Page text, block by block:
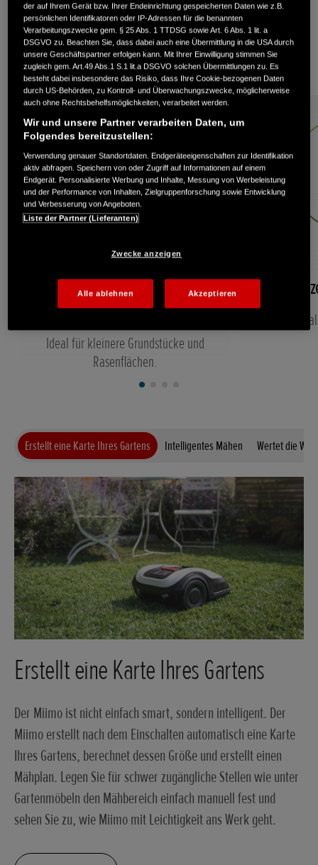
Hält kleinere Rasenflächen das
ganze Jahr über gepflegt
Für Flächen von bis zu 400–
700 m²
Ideal für kleinere Grundstücke und
Rasenflächen.
Mehr
Erstellt eine Karte Ihres Gartens Intelligentes Mähen Wertet die
Erstellt eine Karte Ihres Gartens
Der Miimo ist nicht einfach smart, sondern intelligent. Der
Miimo erstellt nach dem Einschalten automatisch eine Karte
Ihres Gartens, berechnet dessen Größe und erstellt einen
Mähplan. Legen Sie für schwer zugängliche Stellen wie unter
Gartenmöbeln den Mähbereich einfach manuell fest und
sehen Sie zu, wie Miimo mit Leichtigkeit ans Werk geht.
der auf Ihrem Gerät bzw. Ihrer Endeinrichtung gespeicherten Daten wie z.B.
persönlichen Identifikatoren oder IP-Adressen für die benannten
Verarbeitungszwecke gem. § 25 Abs. 1 TTDSG sowie Art. 6 Abs. 1 lit. a
DSGVO zu. Beachten Sie, dass dabei auch eine Übermittlung in die USA durch
unsere Geschäftspartner erfolgen kann. Mit Ihrer Einwilligung stimmen Sie
zugleich gem. Art.49 Abs.1 S.1 lit.a DSGVO solchen Übermittlungen zu. Es
besteht dabei insbesondere das Risiko, dass Ihre Cookie-bezogenen Daten
durch US-Behörden, zu Kontroll- und Überwachungszwecke, möglicherweise
auch ohne Rechtsbehelfsmöglichkeiten, verarbeitet werden.
Wir und unsere Partner verarbeiten Daten, um
Folgendes bereitzustellen:
Verwendung genauer Standortdaten. Endgeräteeigenschaften zur Identifikation
aktiv abfragen. Speichern von oder Zugriff auf Informationen auf einem
Endgerät. Personalisierte Werbung und Inhalte, Messung von Werbeleistung
und der Performance von Inhalten, Zielgruppenforschung sowie Entwicklung
und Verbesserung von Angeboten.
Liste der Partner (Lieferanten)
Zwecke anzeigen
Alle ablehnen Akzeptieren